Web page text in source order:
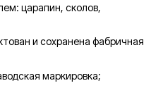
царапин, сколов,
и сохранена фабричная
маркировка;